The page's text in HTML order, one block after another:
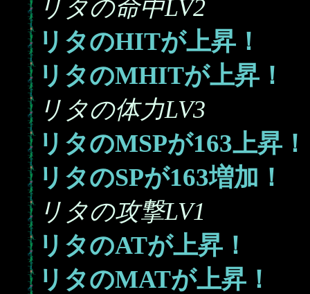
リタの命中LV2
リタのHITが上昇！
リタのMHITが上昇！
リタの体力LV3
リタのMSPが163上昇！
リタのSPが163増加！
リタの攻撃LV1
リタのATが上昇！
リタのMATが上昇！